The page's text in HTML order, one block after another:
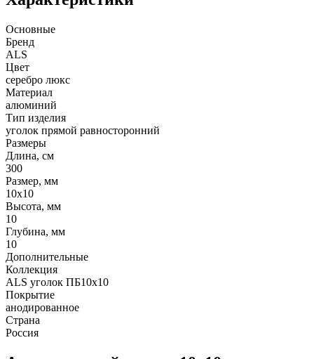
Основные
Бренд
ALS
Цвет
серебро люкс
Материал
алюминий
Тип изделия
уголок прямой равносторонний
Размеры
Длина, см
300
Размер, мм
10х10
Высота, мм
10
Глубина, мм
10
Дополнительные
Коллекция
ALS уголок ПБ10х10
Покрытие
анодированное
Страна
Россия